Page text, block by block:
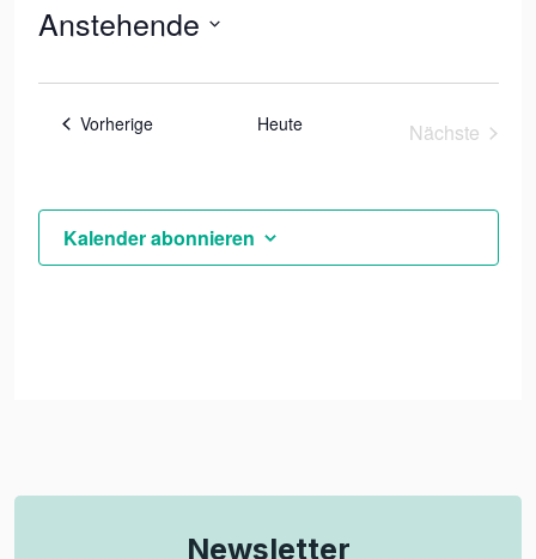
Anstehende
VorherigeVeranstaltungenHeute
Nächste
Kalender abonnieren
Newsletter